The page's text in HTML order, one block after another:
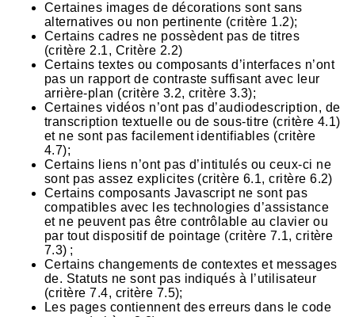
Certaines images de décorations sont sans
alternatives ou non pertinente (critère 1.2);
Certains cadres ne possèdent pas de titres
(critère 2.1, Critère 2.2)
Certains textes ou composants d’interfaces n’ont
pas un rapport de contraste suffisant avec leur
arrière-plan (critère 3.2, critère 3.3);
Certaines vidéos n’ont pas d’audiodescription, de
transcription textuelle ou de sous-titre (critère 4.1)
et ne sont pas facilement identifiables (critère
4.7);
Certains liens n’ont pas d’intitulés ou ceux-ci ne
sont pas assez explicites (critère 6.1, critère 6.2)
Certains composants Javascript ne sont pas
compatibles avec les technologies d’assistance
et ne peuvent pas être contrôlable au clavier ou
par tout dispositif de pointage (critère 7.1, critère
7.3) ;
Certains changements de contextes et messages
de. Statuts ne sont pas indiqués à l’utilisateur
(critère 7.4, critère 7.5);
Les pages contiennent des erreurs dans le code